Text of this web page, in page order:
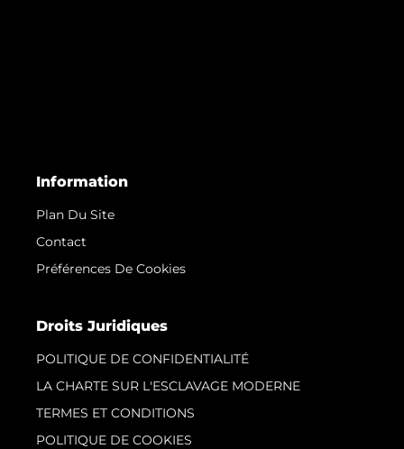
Information
Plan Du Site
Contact
Préférences De Cookies
Droits Juridiques
POLITIQUE DE CONFIDENTIALITÉ
LA CHARTE SUR L'ESCLAVAGE MODERNE
TERMES ET CONDITIONS
POLITIQUE DE COOKIES